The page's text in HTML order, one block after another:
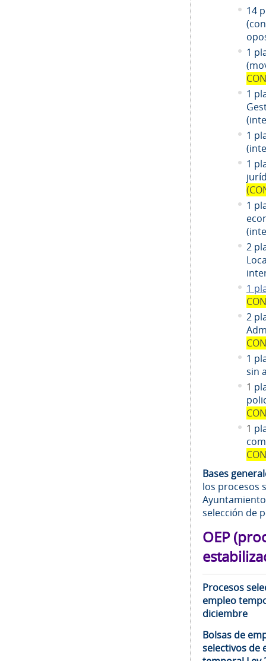
14
1
1
1
1
1
2
1
2
1
sin
1
1
Bases
los procesos
selección de
OEP
Procesos
empleo
diciembre
Bolsas de
selectivos de